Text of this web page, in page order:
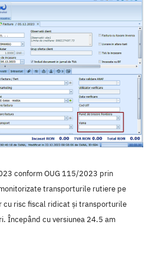
conform OUG 115/2023 prin
transporturile rutiere pe
risc fiscal ridicat și transporturile
Începând cu versiunea 24.5 am